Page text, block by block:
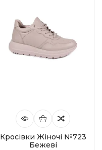
Кросівки Жіночі №723
Бежеві